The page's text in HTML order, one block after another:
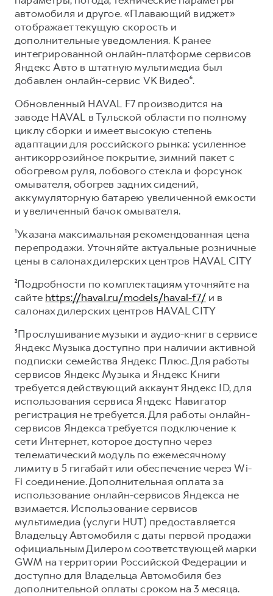
автомобиля и другое. «Плавающий виджет»
отображает текущую скорость и
дополнительные уведомления. К ранее
интегрированной онлайн-платформе сервисов
Яндекс Авто в штатную мультимедиа был
добавлен онлайн-сервис VK Видео⁶.
Обновленный HAVAL F7 производится на
заводе HAVAL в Тульской области по полному
циклу сборки и имеет высокую степень
адаптации для российского рынка: усиленное
антикоррозийное покрытие, зимний пакет с
обогревом руля, лобового стекла и форсунок
омывателя, обогрев задних сидений,
аккумуляторную батарею увеличенной емкости
и увеличенный бачок омывателя.
¹Указана максимальная рекомендованная цена
перепродажи. Уточняйте актуальные розничные
цены в салонах дилерских центров HAVAL CITY
²Подробности по комплектациям уточняйте на
сайте https://haval.ru/models/haval-f7/и в
салонах дилерских центров HAVAL CITY
³Прослушивание музыки и аудио-книг в сервисе
Яндекс Музыка доступно при наличии активной
подписки семейства Яндекс Плюс. Для работы
сервисов Яндекс Музыка и Яндекс Книги
требуется действующий аккаунт Яндекс ID, для
использования сервиса Яндекс Навигатор
регистрация не требуется. Для работы онлайн-
сервисов Яндекса требуется подключение к
сети Интернет, которое доступно через
телематический модуль по ежемесячному
лимиту в 5 гигабайт или обеспечение через Wi-
Fi соединение. Дополнительная оплата за
использование онлайн-сервисов Яндекса не
взимается. Использование сервисов
мультимедиа (услуги HUT) предоставляется
Владельцу Автомобиля с даты первой продажи
официальным Дилером соответствующей марки
GWM на территории Российской Федерации и
доступно для Владельца Автомобиля без
дополнительной оплаты сроком на 3 месяца.